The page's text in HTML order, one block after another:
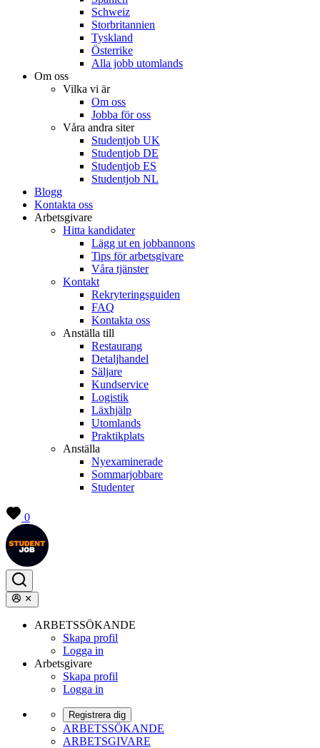
Schweiz
Storbritannien
Tyskland
Österrike
Alla jobb utomlands
Om oss
Vilka vi är
Om oss
Jobba för oss
Våra andra siter
Studentjob UK
Studentjob DE
Studentjob ES
Studentjob NL
Blogg
Kontakta oss
Arbetsgivare
Hitta kandidater
Lägg ut en jobbannons
Tips för arbetsgivare
Våra tjänster
Kontakt
Rekryteringsguiden
FAQ
Kontakta oss
Anställa till
Restaurang
Detaljhandel
Säljare
Kundservice
Logistik
Läxhjälp
Utomlands
Praktikplats
Anställa
Nyexaminerade
Sommarjobbare
Studenter
0
ARBETSSÖKANDE
Skapa profil
Logga in
Arbetsgivare
Skapa profil
Logga in
Registrera dig
ARBETSSÖKANDE
ARBETSGIVARE